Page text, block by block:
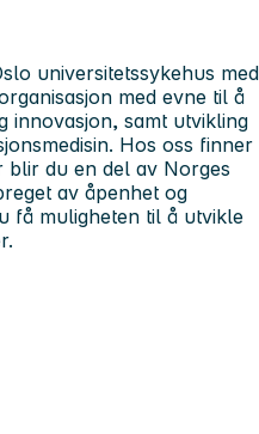
universitetssykehus med
med evne til å
innovasjon, samt utvikling
Hos oss finner
blir du en del av Norges
av åpenhet og
få muligheten til å utvikle